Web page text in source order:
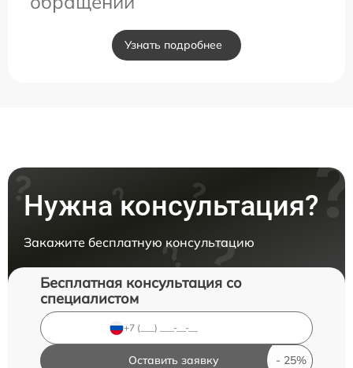
Узнать подробнее
Нужна консультация?
Закажите бесплатную консультацию
Бесплатная консультация со
специалистом
Оставить заявку